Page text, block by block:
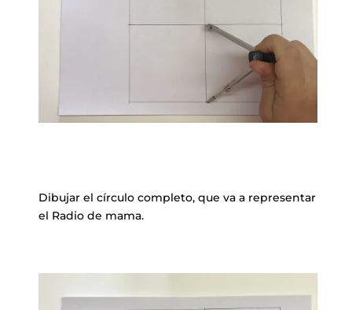
Dibujar el círculo completo, que va a representar
el Radio de mama.